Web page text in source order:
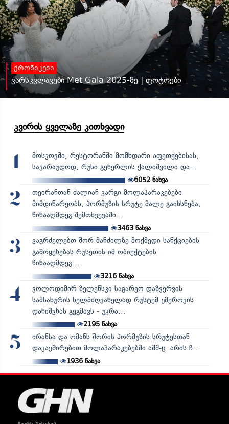
ქრონიკები
ვარსკვლავები Met Gala 2025-ზე | ფოტოები
კვირის ყველაზე კითხვადი
1
მოსკოვში, რესტორანში მომხდარი აფეთქებისას,
სავარაუდოდ, რუსი გენერლის ქალიშვილი და...
6052 ნახვა
2
თეირანთან ძალიან კარგი მოლაპარაკებები
მიმდინარეობს, ჰორმუზის სრუტე მალე გაიხსნება,
წინააღმდეგ შემთხვევაში...
3463ნახვა
3
ვაგრძელებთ შორ მანძილზე მოქმედი სანქციების
გამოყენებას რუსეთის იმ ობიექტების
წინააღმდეგ...
3216ნახვა
4
ვოლოდიმირ ზელენსკი საგარეო დაზვერვის
სამსახურის ხელმძღვანელად რუსტემ უმეროვის
დანიშვნას გეგმავს - უკრა...
2195ნახვა
5
ირანსა და ომანს შორის ჰორმუზის სრუტესთან
დაკავშირებით მოლაპარაკებებში აშშ-ც არის ჩ...
1936ნახვა